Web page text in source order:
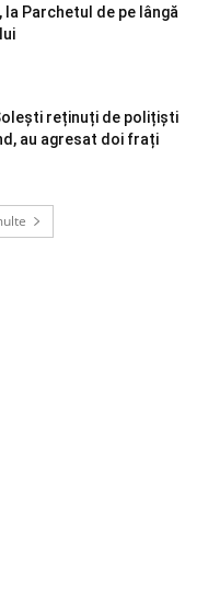
la Parchetul de pe lângă
reținuți de polițiști
au agresat doi frați